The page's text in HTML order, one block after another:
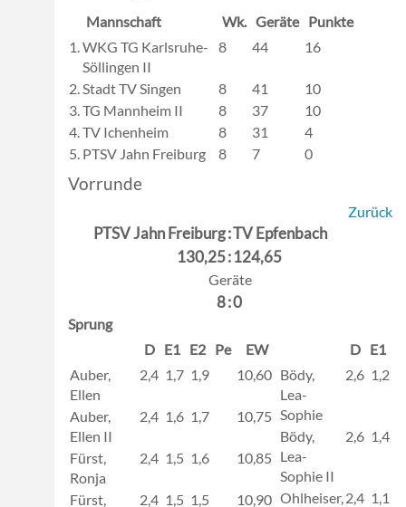
Mannschaft Wk. Geräte Punkte
1.WKG TG Karlsruhe-
Söllingen II
8 44 16
2.Stadt TV Singen 8 41
10
3.TG Mannheim II 8 37
10
4.TV Ichenheim 8 31
4
5. PTSV Jahn Freiburg 8 7 0
Vorrunde
Zurück
PTSV Jahn Freiburg:TV Epfenbach
130,25:124,65
Geräte
8:0
Sprung
D E1 E2 Pe
EW
Auber,
Ellen
2,4 1,7 1,9 10,60
Auber,
Ellen II
2,4 1,6 1,7 10,75
Fürst,
Ronja
2,4 1,5 1,6 10,85
Fürst,
2,4 1,5 1,5 10,90
D E1
Bödy,
Lea-
Sophie
2,6 1,2
Bödy,
Lea-
Sophie II
2,6 1,4
Ohlheiser,2,4 1,1